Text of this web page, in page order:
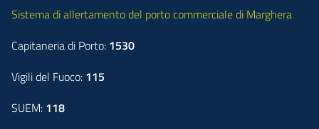
Sistema di allertamento del porto commerciale di Marghera
Capitaneria di Porto: 1530
Vigili del Fuoco: 115
SUEM: 118